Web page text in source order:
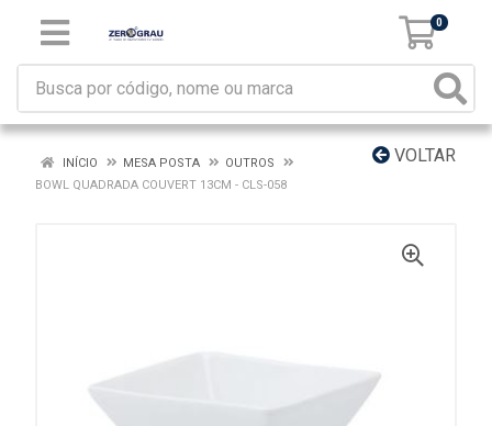
0
VOLTAR
INÍCIO MESA POSTA
OUTROS
BOWL QUADRADA COUVERT 13CM - CLS-058